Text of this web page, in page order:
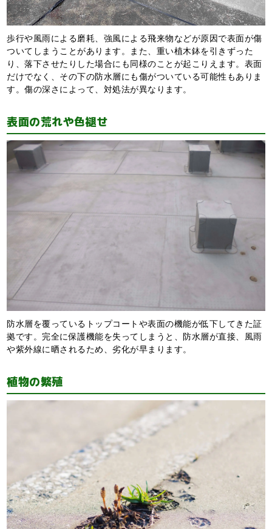
歩行や風雨による磨耗、強風による飛来物などが原因で表面が傷
ついてしまうことがあります。また、重い植木鉢を引きずった
り、落下させたりした場合にも同様のことが起こりえます。表面
だけでなく、その下の防水層にも傷がついている可能性もありま
す。傷の深さによって、対処法が異なります。
表面の荒れや色褪せ
防水層を覆っているトップコートや表面の機能が低下してきた証
拠です。完全に保護機能を失ってしまうと、防水層が直接、風雨
や紫外線に晒されるため、劣化が早まります。
植物の繁殖